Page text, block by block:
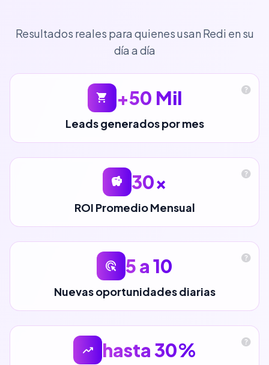
Resultados reales para quienes usan Redi en su
día a día
help
shopping_cart +50 Mil
Leads generados por mes
help
savings 30x
ROI Promedio Mensual
help
ads_click 5 a 10
Nuevas oportunidades diarias
help
trending_up hasta 30%